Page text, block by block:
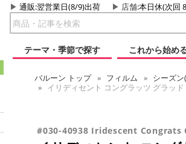
通販:翌営業日(8/9)出荷 店舗:本日休(次回
テーマ・季節で探す
これから始め
バルーン トップ フィルム シーズ
イリディセント コングラッツ グラッド
#030-40938 Iridescent Congrats